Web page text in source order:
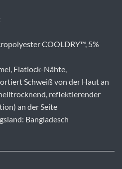
COOLDRY™, 5%
Flatlock-Nähte,
Schweiß von der Haut an
reflektierender
an der Seite
Bangladesch